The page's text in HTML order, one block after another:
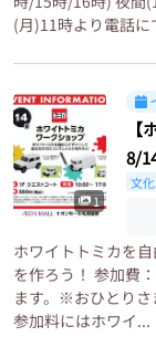
(月)11時より電話に
1
8/
文
ホワイトトミカを
を作ろう！ 参加費
ます。※おひとり
参加料にはホワイ...